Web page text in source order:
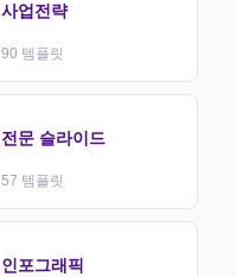
사업전략
90 템플릿
전문 슬라이드
57 템플릿
인포그래픽